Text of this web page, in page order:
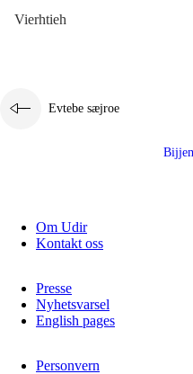
Vierhtieh
Evtebe sæjroe
Om Udir
Kontakt oss
Presse
Nyhetsvarsel
English pages
Personvern